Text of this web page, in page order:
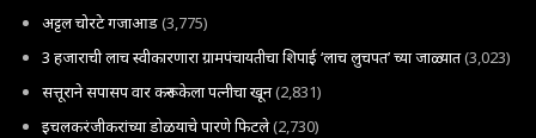
अट्टल चोरटे गजाआड(3,775)
3 हजाराची लाच स्वीकारणारा ग्रामपंचायतीचा शिपाई ‘लाच लुचपत’ च्या जाळ्यात(3,023)
सत्तूराने सपासप वार करून केला पत्नीचा खून(2,831)
इचलकरंजीकरांच्या डोळयाचे पारणे फिटले(2,730)